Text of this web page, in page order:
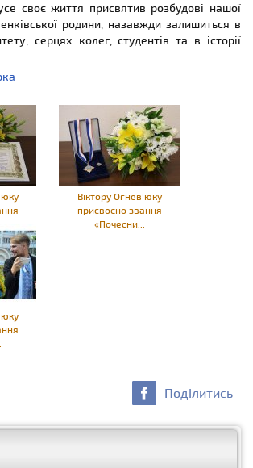
своє життя присвятив розбудові нашої
родини, назавжди залишиться в
серцях колег, студентів та в історії
Віктору Огнев’юку
присвоєно звання
«Почесни...
Поділитись